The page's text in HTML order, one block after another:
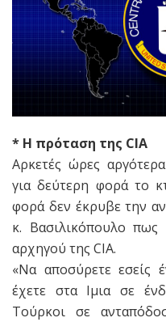
* H πρόταση της CIA
Αρκετές ώρες
για δεύτερη φορά το
φορά δεν έκρυβε την
κ. Βασιλικόπουλο πως
αρχηγού της CIA.
«Να αποσύρετε εσείς
έχετε στα Ιμια σε
Τούρκοι σε